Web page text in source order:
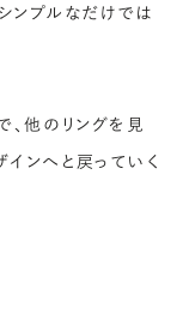
ンプルなだけでは
、他のリングを見
ンへと戻っていく